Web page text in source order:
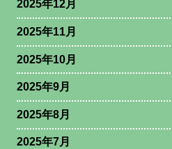
2025年12月
2025年11月
2025年10月
2025年9月
2025年8月
2025年7月